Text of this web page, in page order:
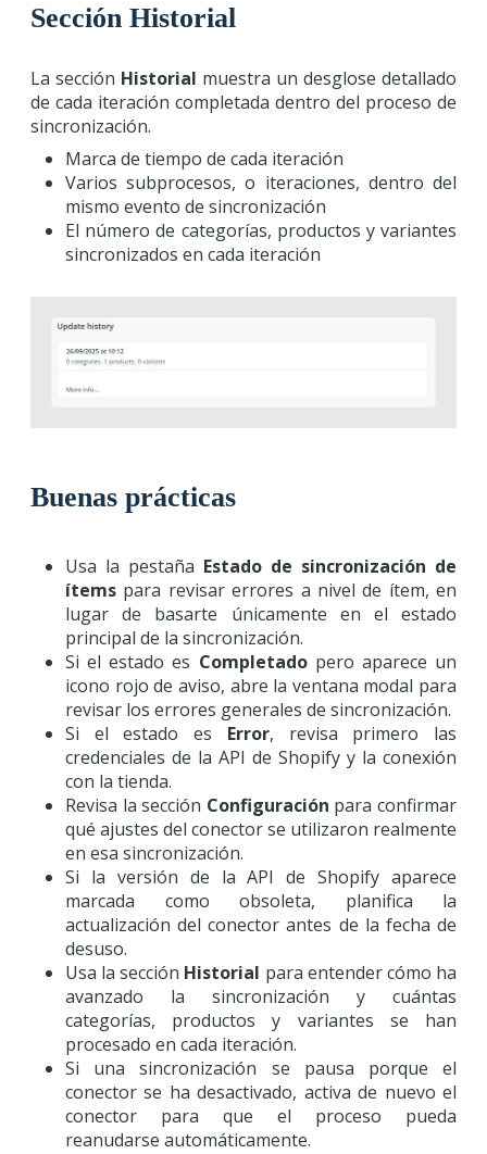
Sección Historial
La sección Historial muestra un desglose detallado
de cada iteración completada dentro del proceso de
sincronización.
Marca de tiempo de cada iteración
Varios subprocesos, o iteraciones, dentro del
mismo evento de sincronización
El número de categorías, productos y variantes
sincronizados en cada iteración
Buenas prácticas
Usa la pestaña Estado de sincronización de
ítems para revisar errores a nivel de ítem, en
lugar de basarte únicamente en el estado
principal de la sincronización.
Si el estado es Completadopero aparece un
icono rojo de aviso, abre la ventana modal para
revisar los errores generales de sincronización.
Si el estado es Error, revisa primero las
credenciales de la API de Shopify y la conexión
con la tienda.
Revisa la sección Configuración para confirmar
qué ajustes del conector se utilizaron realmente
en esa sincronización.
Si la versión de la API de Shopify aparece
marcada como obsoleta, planifica la
actualización del conector antes de la fecha de
desuso.
Usa la sección Historial para entender cómo ha
avanzado la sincronización y cuántas
categorías, productos y variantes se han
procesado en cada iteración.
Si una sincronización se pausa porque el
conector se ha desactivado, activa de nuevo el
conector para que el proceso pueda
reanudarse automáticamente.